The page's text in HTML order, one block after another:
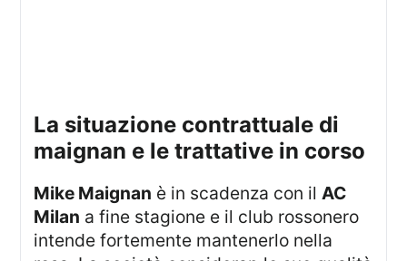
la situazione contrattuale di
maignan e le trattative in corso
Mike Maignan è in scadenza con ilAC
Milan a fine stagione e il club rossonero
intende fortemente mantenerlo nella